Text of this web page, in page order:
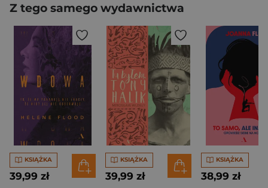
Z tego samego wydawnictwa
KSIĄŻKA
39,99 zł
KSIĄŻKA
39,99 zł
KSIĄŻKA
38,99 zł